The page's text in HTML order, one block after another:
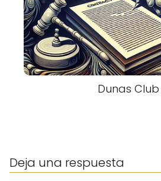
Dunas Club
Deja una respuesta